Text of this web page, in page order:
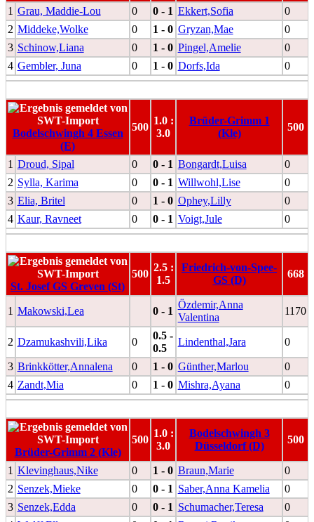
1 Grau, Maddie-Lou 0 0 - 1 Ekkert,Sofia
0
2 Middeke,Wolke 0 1 - 0 Gryzan,Mae
0
3 Schinow,Liana 0 1 - 0 Pingel,Amelie
0
4 Gembler, Juna 0 1 - 0 Dorfs,Ida 0
Bodelschwingh 4 Essen
(E)
500
1.0 :
3.0
Brüder-Grimm 1
(Kle)
500
1 Droud, Sipal 0 0 - 1 Bongardt,Luisa
0
2 Sylla, Karima 0 0 - 1 Willwohl,Lise
0
3 Elia, Britel 0 1 - 0 Ophey,Lilly
0
4 Kaur, Ravneet 0 0 - 1 Voigt,Jule 0
St. Josef GS Greven (St)
500
2.5 :
1.5
Friedrich-von-Spee-
GS (D)
668
1 Makowski,Lea 0 - 1
Özdemir,Anna
Valentina
1170
2 Dzamukashvili,Lika 0
0.5 -
0.5
Lindenthal,Jara 0
3 Brinkkötter,Annalena 0 1 - 0 Günther,Marlou
0
4 Zandt,Mia 0 1 - 0 Mishra,Ayana 0
Brüder-Grimm 2 (Kle)
500
1.0 :
3.0
Bodelschwingh 3
Düsseldorf (D)
500
1 Klevinghaus,Nike 0 1 - 0 Braun,Marie
0
2 Senzek,Mieke 0 0 - 1 Saber,Anna Kamelia
0
3 Senzek,Edda 0 0 - 1 Schumacher,Teresa
0